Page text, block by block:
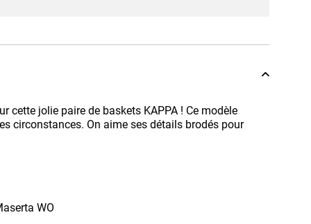
cette jolie paire de baskets KAPPA ! Ce modèle
circonstances. On aime ses détails brodés pour
WO